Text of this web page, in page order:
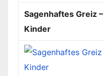
Sagenhaftes Greiz
Kinder